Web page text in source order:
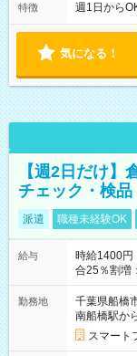
特徴 週1日から
気になる！
【週2日だけ
チェック・検品
派遣 職種未経験OK
給与
時給1400
合25％割増
勤務地
千葉県船橋
南船橋駅か
スマート